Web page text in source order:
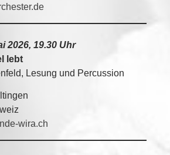
2026, 19.30 Uhr
lebt
Lesung und Percussion
wira.ch